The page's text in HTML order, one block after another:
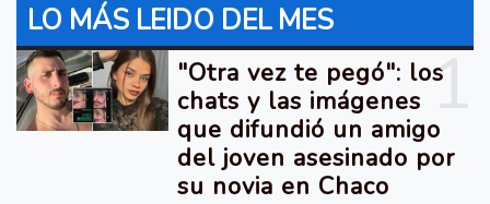
LO MÁS LEIDO DEL MES
1
"Otra vez te pegó": los
chats y las imágenes
que difundió un amigo
del joven asesinado por
su novia en Chaco